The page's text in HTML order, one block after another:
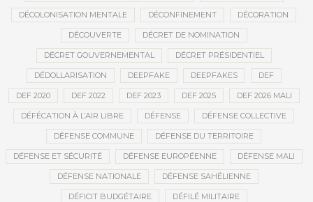
DÉCOLONISATION MENTALE DÉCONFINEMENT DÉCORATION
DÉCOUVERTE DÉCRET DE NOMINATION
DÉCRET GOUVERNEMENTAL DÉCRET PRÉSIDENTIEL
DÉDOLLARISATION DEEPFAKE DEEPFAKES DEF
DEF 2020 DEF 2022 DEF 2023 DEF 2025 DEF 2026 MALI
DÉFÉCATION À L’AIR LIBRE DÉFENSE DÉFENSE COLLECTIVE
DÉFENSE COMMUNE DÉFENSE DU TERRITOIRE
DÉFENSE ET SÉCURITÉ DÉFENSE EUROPÉENNE DÉFENSE MALI
DÉFENSE NATIONALE DÉFENSE SAHÉLIENNE
DÉFICIT BUDGÉTAIRE DÉFILÉ MILITAIRE